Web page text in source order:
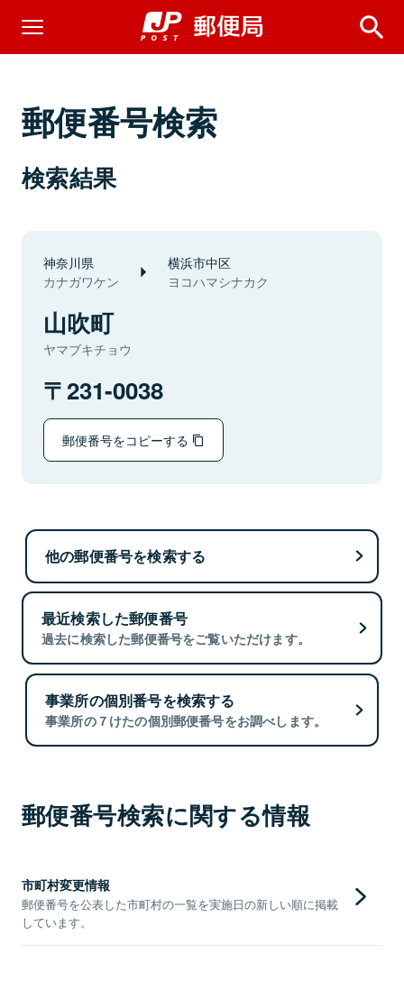
郵便番号検索
検索結果
神奈川県
カナガワケン
横浜市中区
ヨコハマシナカク
山吹町
ヤマブキチョウ
231-0038
郵便番号をコピーする
他の郵便番号を検索する
最近検索した郵便番号
過去に検索した郵便番号をご覧いただけます。
事業所の個別番号を検索する
事業所の７けたの個別郵便番号をお調べします。
郵便番号検索に関する情報
市町村変更情報
郵便番号を公表した市町村の一覧を実施日の新しい順に掲載
しています。